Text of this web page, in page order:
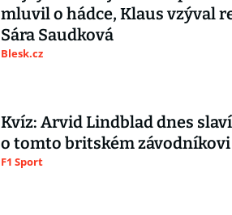
mluvil o hádce, Klaus vzýval
Sára Saudková
Blesk.cz
Kvíz: Arvid Lindblad dnes
o tomto britském závodníkovi
F1 Sport